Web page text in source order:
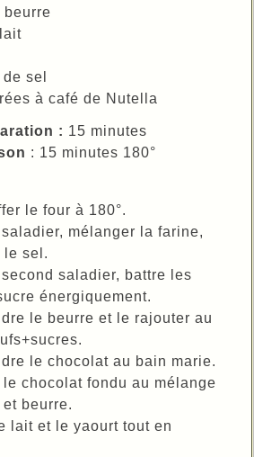
sel
à café de Nutella
: 15 minutes
: 15 minutes 180°
le four à 180°.
mélanger la farine,
le sel.
saladier, battre les
énergiquement.
le beurre et le rajouter au
le chocolat au bain marie.
chocolat fondu au mélange
beurre.
et le yaourt tout en